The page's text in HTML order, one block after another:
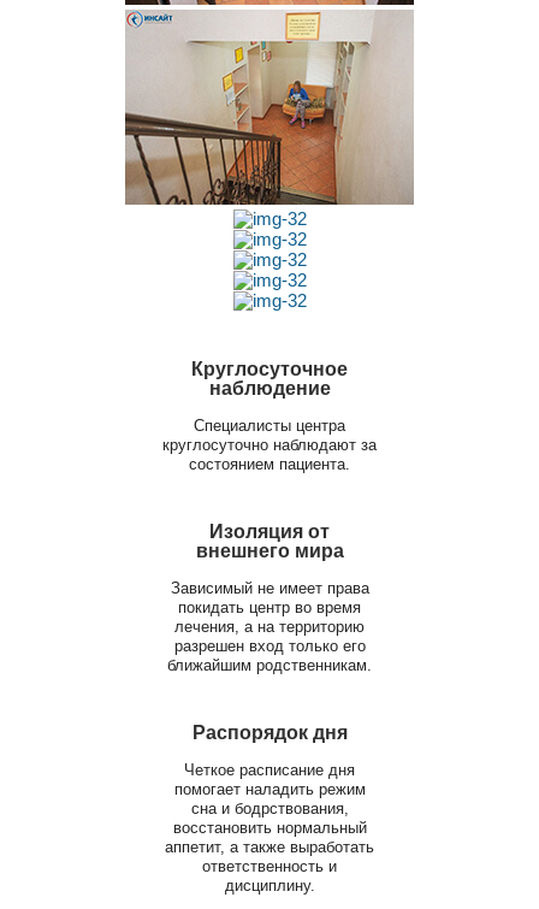
Круглосуточное
наблюдение
Специалисты центра
круглосуточно наблюдают за
состоянием пациента.
Изоляция от
внешнего мира
Зависимый не имеет права
покидать центр во время
лечения, а на территорию
разрешен вход только его
ближайшим родственникам.
Распорядок дня
Четкое расписание дня
помогает наладить режим
сна и бодрствования,
восстановить нормальный
аппетит, а также выработать
ответственность и
дисциплину.